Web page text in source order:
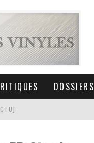
DOSSIERS